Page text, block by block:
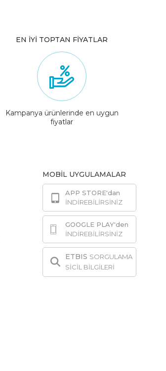
EN İYİ TOPTAN FİYATLAR
Kampanya ürünlerinde en uygun
fiyatlar
MOBİL UYGULAMALAR
APP STORE'dan
İNDİREBİLİRSİNİZ
GOOGLE PLAY'den
İNDİREBİLİRSİNİZ
ETBIS SORGULAMA
SİCİL BİLGİLERİ